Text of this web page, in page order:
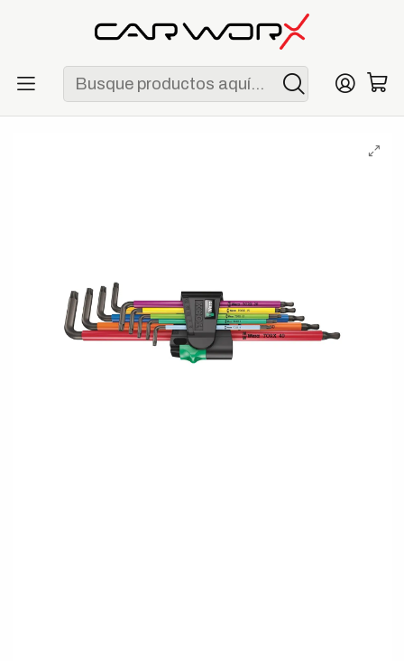
ENVÍO GRATIS POR COMPRAS MAYORES A S/ 250
Wera TX XL Multicolour - Juego Profesional de Llaves TORX
de 9 Piezas